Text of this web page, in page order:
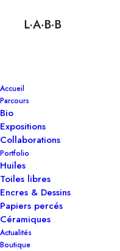
Accueil
Parcours
Bio
Expositions
Collaborations
Portfolio
Huiles
Toiles libres
Encres & Dessins
Papiers percés
Céramiques
Actualités
Boutique